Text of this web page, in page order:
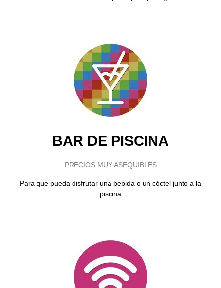
BAR DE PISCINA
PRECIOS MUY ASEQUIBLES
Para que pueda disfrutar una bebida o un cóctel junto a la
piscina